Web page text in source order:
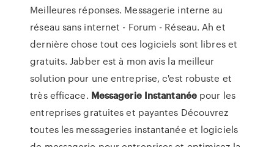
Meilleures réponses. Messagerie interne au
réseau sans internet - Forum - Réseau. Ah et
dernière chose tout ces logiciels sont libres et
gratuits. Jabber est à mon avis la meilleur
solution pour une entreprise, c'est robuste et
très efficace. Messagerie Instantanéepour les
entreprises gratuites et payantes Découvrez
toutes les messageries instantanée et logiciels